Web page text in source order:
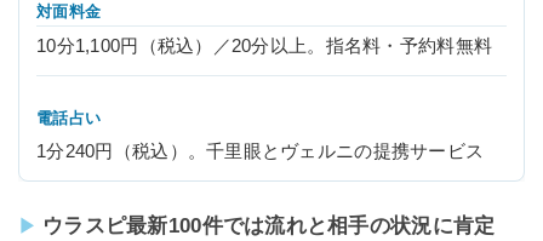
対面料金
10分1,100円（税込）／20分以上。指名料・予約料無料
電話占い
1分240円（税込）。千里眼とヴェルニの提携サービス
ウラスピ最新100件では流れと相手の状況に肯定